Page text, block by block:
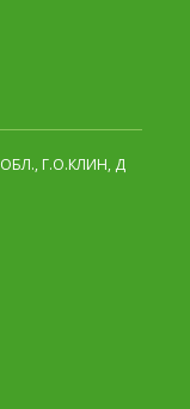
Г.О.КЛИН, Д